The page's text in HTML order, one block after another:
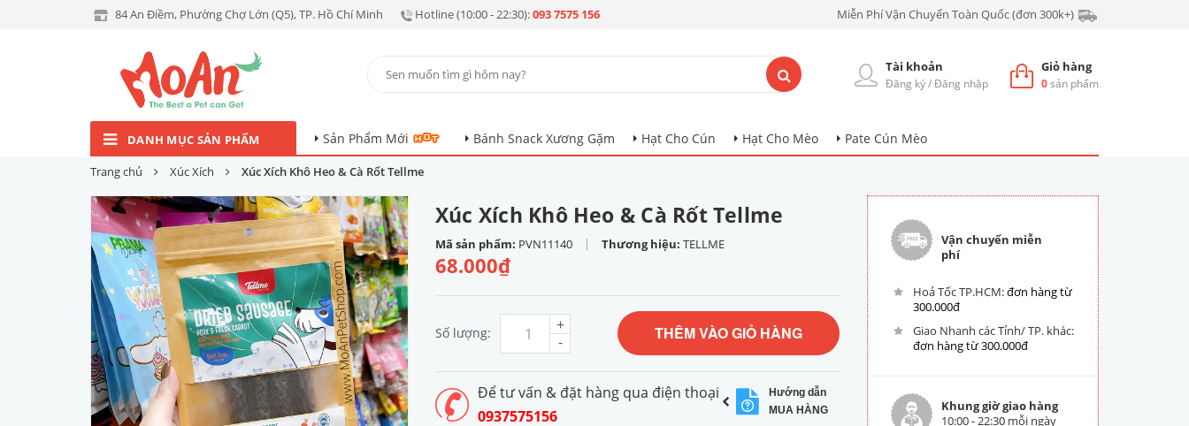
84 An Điềm, Phường Chợ Lớn (Q5), TP. Hồ Chí Minh Hotline (10:00 - 22:30):093 7575 156 Miễn Phí Vận Chuyển Toàn Quốc (đơn 300k+)
Giỏ hàng
0sản phẩm
Tài khoản
Đăng ký/Đăng nhập
DANH MỤC SẢN PHẨM Sản Phẩm Mới Bánh Snack Xương Gặm Hạt Cho Cún Hạt Cho Mèo Pate Cún Mèo
Trang chủ Xúc Xích Xúc Xích Khô Heo & Cà Rốt Tellme
Xúc Xích Khô Heo & Cà Rốt Tellme
Mã sản phẩm: PVN11140 | Thương hiệu: TELLME
68.000₫
Số lượng: -
+ THÊM VÀO GIỎ HÀNG
Để tư vấn & đặt hàng qua điện thoại
0937575156
Hướng dẫn
MUA HÀNG
Vận chuyển miễn
phí
Hoả Tốc TP.HCM:đơn hàng từ
300.000đ
Giao Nhanh các Tỉnh/ TP. khác:
đơn hàng từ 300.000đ
Khung giờ giao hàng
10:00 - 22:30 mỗi ngày